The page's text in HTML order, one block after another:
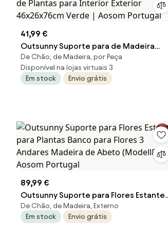
41,99 €
Outsunny Suporte para de Madeira
Plantas de 3 Níveis Prateleira
Decorativa de Plantas para Interior
Exterior 46x26x76cm Verde | Aosom
De Chão, de Madeira, por Peça
Disponível na lojas virtuais 3
Em stock
Envio grátis
89,99 €
Outsunny Suporte para Flores Estante
para Plantas Banco para Flores 3
Andares Madeira de Abeto (Modell8) |
De Chão, de Madeira, Externo
Em stock
Envio grátis